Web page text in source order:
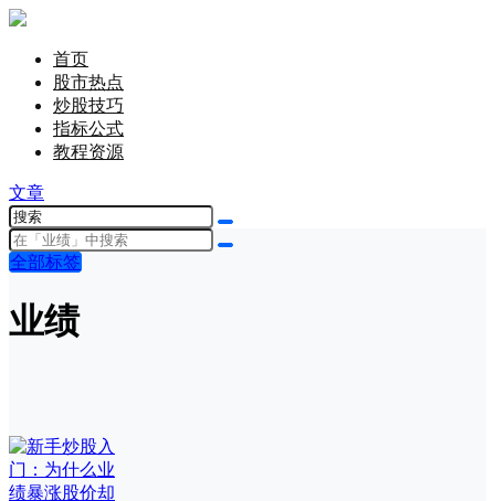
首页
股市热点
炒股技巧
指标公式
教程资源
文章
全部标签
业绩